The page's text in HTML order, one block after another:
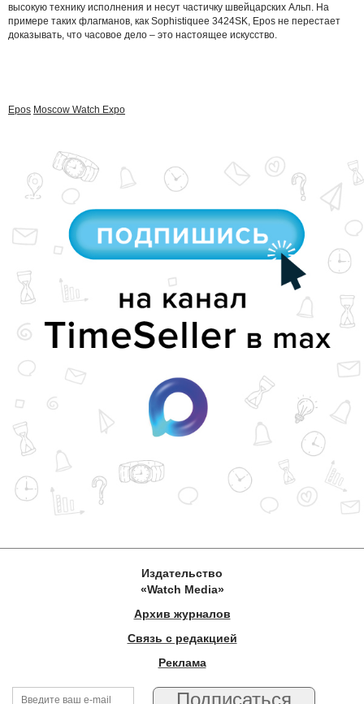
высокую технику исполнения и несут частичку швейцарских Альп. На
примере таких флагманов, как Sophistiquee 3424SK, Epos не перестает
доказывать, что часовое дело – это настоящее искусство.
Epos Moscow Watch Expo
Издательство
«Watch Media»
Архив журналов
Связь с редакцией
Реклама